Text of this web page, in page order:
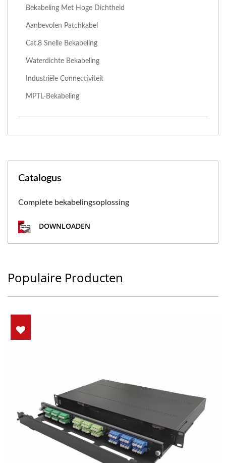
Bekabeling Met Hoge Dichtheid
Aanbevolen Patchkabel
Cat.8 Snelle Bekabeling
Waterdichte Bekabeling
Industriële Connectiviteit
MPTL-Bekabeling
Catalogus
Complete bekabelingsoplossing
DOWNLOADEN
Populaire Producten